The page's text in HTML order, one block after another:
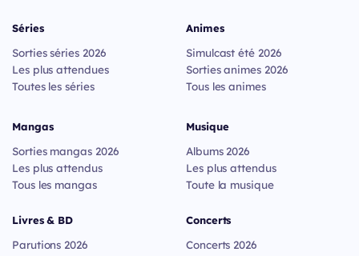
Séries
Sorties séries 2026
Les plus attendues
Toutes les séries
Animes
Simulcast été 2026
Sorties animes 2026
Tous les animes
Mangas
Sorties mangas 2026
Les plus attendus
Tous les mangas
Livres & BD
Parutions 2026
Musique
Albums 2026
Les plus attendus
Toute la musique
Concerts
Concerts 2026